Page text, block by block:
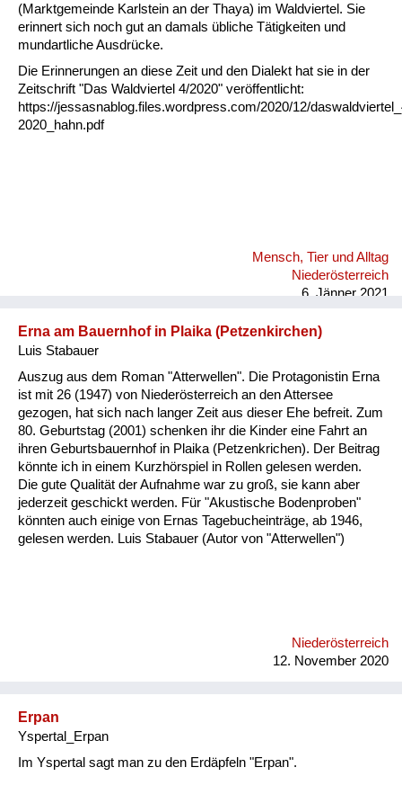
(Marktgemeinde Karlstein an der Thaya) im Waldviertel. Sie
erinnert sich noch gut an damals übliche Tätigkeiten und
mundartliche Ausdrücke.
Die Erinnerungen an diese Zeit und den Dialekt hat sie in der
Zeitschrift "Das Waldviertel 4/2020" veröffentlicht:
https://jessasnablog.files.wordpress.com/2020/12/
2020_hahn.pdf
Mensch, Tier und Alltag
Niederösterreich
6. Jänner 2021
Erna am Bauernhof in Plaika (Petzenkirchen)
Luis Stabauer
Auszug aus dem Roman "Atterwellen". Die Protagonistin Erna
ist mit 26 (1947) von Niederösterreich an den Attersee
gezogen, hat sich nach langer Zeit aus dieser Ehe befreit. Zum
80. Geburtstag (2001) schenken ihr die Kinder eine Fahrt an
ihren Geburtsbauernhof in Plaika (Petzenkrichen). Der Beitrag
könnte ich in einem Kurzhörspiel in Rollen gelesen werden.
Die gute Qualität der Aufnahme war zu groß, sie kann aber
jederzeit geschickt werden. Für "Akustische Bodenproben"
könnten auch einige von Ernas Tagebucheinträge, ab 1946,
gelesen werden. Luis Stabauer (Autor von "Atterwellen")
Niederösterreich
12. November 2020
Erpan
Yspertal_Erpan
Im Yspertal sagt man zu den Erdäpfeln "Erpan".